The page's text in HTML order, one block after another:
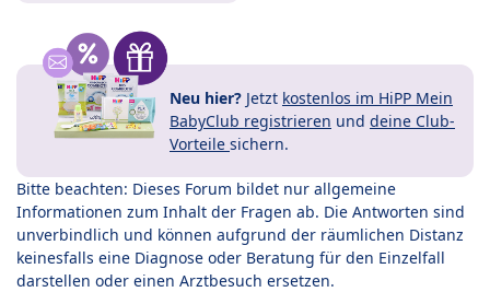
Neu hier? Jetzt kostenlos im HiPP Mein
BabyClub registrieren und deine Club-
Vorteile sichern.
Bitte beachten: Dieses Forum bildet nur allgemeine
Informationen zum Inhalt der Fragen ab. Die Antworten sind
unverbindlich und können aufgrund der räumlichen Distanz
keinesfalls eine Diagnose oder Beratung für den Einzelfall
darstellen oder einen Arztbesuch ersetzen.